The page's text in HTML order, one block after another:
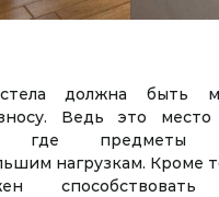
должна быть
Ведь это
где предметы
нагрузкам. Кроме
способствовать